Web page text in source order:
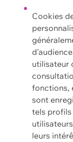
Cookies
utilisateur
fonctions,
sont
tels profils
leurs